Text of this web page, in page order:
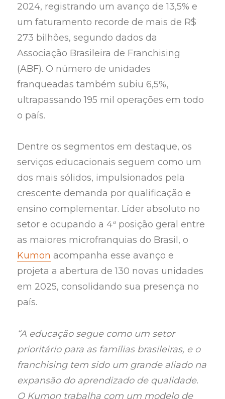
2024, registrando um avanço de 13,5% e
um faturamento recorde de mais de R$
273 bilhões, segundo dados da
Associação Brasileira de Franchising
(ABF). O número de unidades
franqueadas também subiu 6,5%,
ultrapassando 195 mil operações em todo
o país.
Dentre os segmentos em destaque, os
serviços educacionais seguem como um
dos mais sólidos, impulsionados pela
crescente demanda por qualificação e
ensino complementar. Líder absoluto no
setor e ocupando a 4ª posição geral entre
as maiores microfranquias do Brasil, o
Kumon acompanha esse avanço e
projeta a abertura de 130 novas unidades
em 2025, consolidando sua presença no
país.
“A educação segue como um setor
prioritário para as famílias brasileiras, e o
franchising tem sido um grande aliado na
expansão do aprendizado de qualidade.
O Kumon trabalha com um modelo de